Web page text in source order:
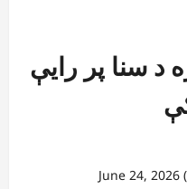
د سنا پر رایې